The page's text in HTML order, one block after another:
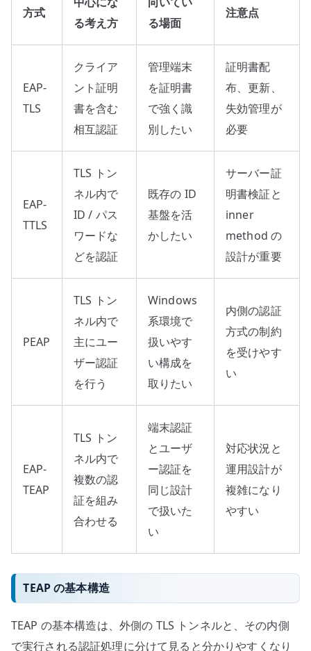
方式
る考え方
る場面
注意点
EAP-
TLS
クライア
ント証明
書を含む
相互認証
管理端末
を証明書
で強く識
別したい
証明書配
布、更新、
失効管理が
必要
EAP-
TTLS
TLS トン
ネル内で
ID / パス
ワードな
どを認証
既存の ID
基盤を活
かしたい
サーバー証
明書検証と
inner
method の
設計が重要
PEAP
TLS トン
ネル内で
主にユー
ザー認証
を行う
Windows
系環境で
扱いやす
い構成を
取りたい
内側の認証
方式の制約
を受けやす
い
EAP-
TEAP
TLS トン
ネル内で
複数の認
証を組み
合わせる
端末認証
とユーザ
ー認証を
同じ設計
で扱いた
い
対応状況と
運用設計が
複雑になり
やすい
TEAP の基本構造
TEAP の基本構造は、外側の TLS トンネルと、その内側
で実行される認証処理に分けて見ると分かりやすくなり